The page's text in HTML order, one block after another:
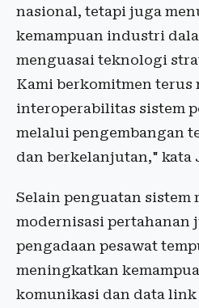
nasional, tetapi juga
kemampuan industri
menguasai teknologi
Kami berkomitmen terus
interoperabilitas sistem
melalui pengembangan
dan berkelanjutan," kata
Selain penguatan sistem
modernisasi pertahanan
pengadaan pesawat
meningkatkan
komunikasi dan data